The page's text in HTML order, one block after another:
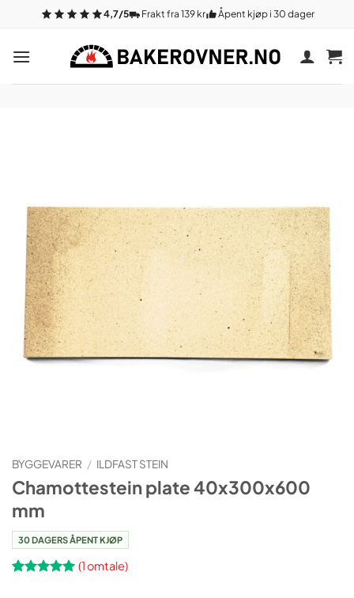
innhold
4,7/5 Frakt fra 139 kr Åpent kjøp i 30 dager
BYGGEVARER / ILDFAST STEIN
Chamottestein plate 40x300x600
mm
30 DAGERS ÅPENT KJØP
(1omtale)